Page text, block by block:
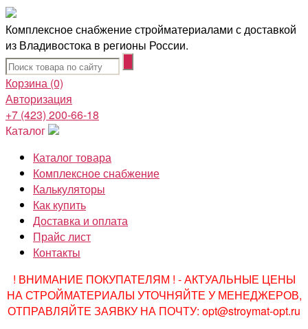
Комплексное снабжение стройматериалами с доставкой
из Владивостока в регионы России.
Корзина (0)
Авторизация
+7 (423) 200-66-18
Каталог
Каталог товара
Комплексное снабжение
Калькуляторы
Как купить
Доставка и оплата
Прайс лист
Контакты
! ВНИМАНИЕ ПОКУПАТЕЛЯМ ! - АКТУАЛЬНЫЕ ЦЕНЫ
НА СТРОЙМАТЕРИАЛЫ УТОЧНЯЙТЕ У МЕНЕДЖЕРОВ,
ОТПРАВЛЯЙТЕ ЗАЯВКУ НА ПОЧТУ: opt@stroymat-opt.ru